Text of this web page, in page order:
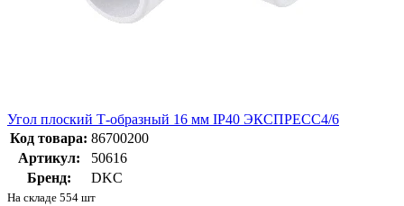
Угол плоский Т-образный 16 мм IP40 ЭКСПРЕСС4/6
Код товара: 86700200
Артикул:
50616
Бренд:
DKC
На складе 554 шт